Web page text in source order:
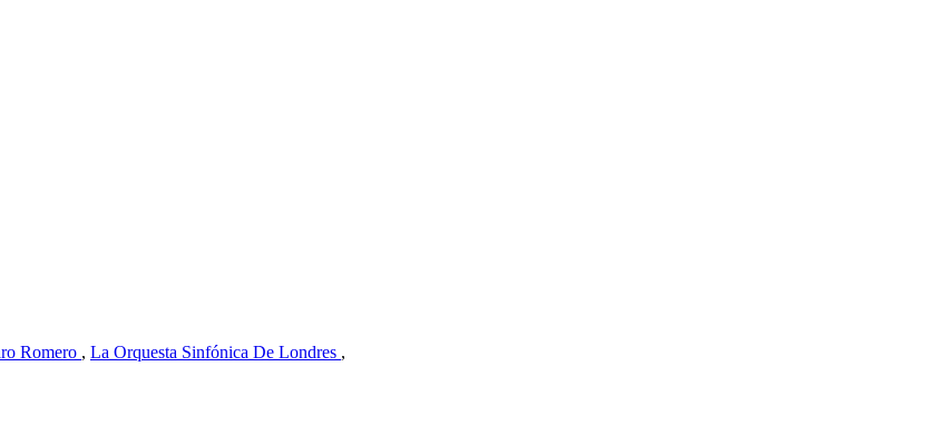
Romero , La Orquesta Sinfónica De Londres ,